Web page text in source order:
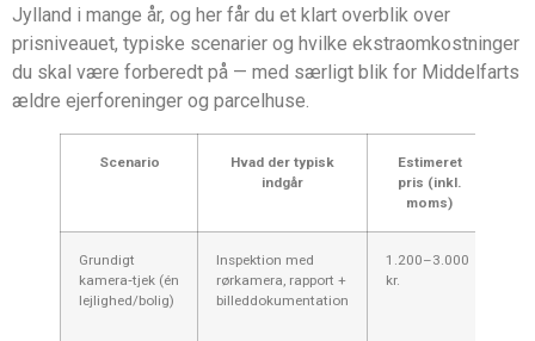
Jylland i mange år, og her får du et klart overblik over
prisniveauet, typiske scenarier og hvilke ekstraomkostninger
du skal være forberedt på — med særligt blik for Middelfarts
ældre ejerforeninger og parcelhuse.
Scenario
Hvad der typisk
indgår
Estimeret
pris (inkl.
moms)
Grundigt
kamera‑tjek (én
lejlighed/bolig)
Inspektion med
rørkamera, rapport +
billeddokumentation
1.200–3.000
kr.